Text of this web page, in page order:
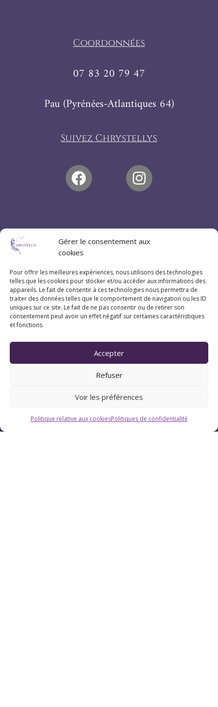
Gérer le consentement aux
cookies
Pour offrir les meilleures expériences, nous utilisons des technologies
telles que les cookies pour stocker et/ou accéder aux informations des
appareils. Le fait de consentir à ces technologies nous permettra de
traiter des données telles que le comportement de navigation ou les ID
uniques sur ce site. Le fait de ne pas consentir ou de retirer son
consentement peut avoir un effet négatif sur certaines caractéristiques
et fonctions.
Accepter
Refuser
Voir les préférences
Politique relative aux cookiesPolitiques de confidentialité
Coordonnées
07 83 20 79 47
Pau (Pyrénées-Atlantiques 64)
Suivez Chrystellys
Horaires
Du lundi au vendredi : 9h-12h / 13h-18h
Le samedi : 9h-12h